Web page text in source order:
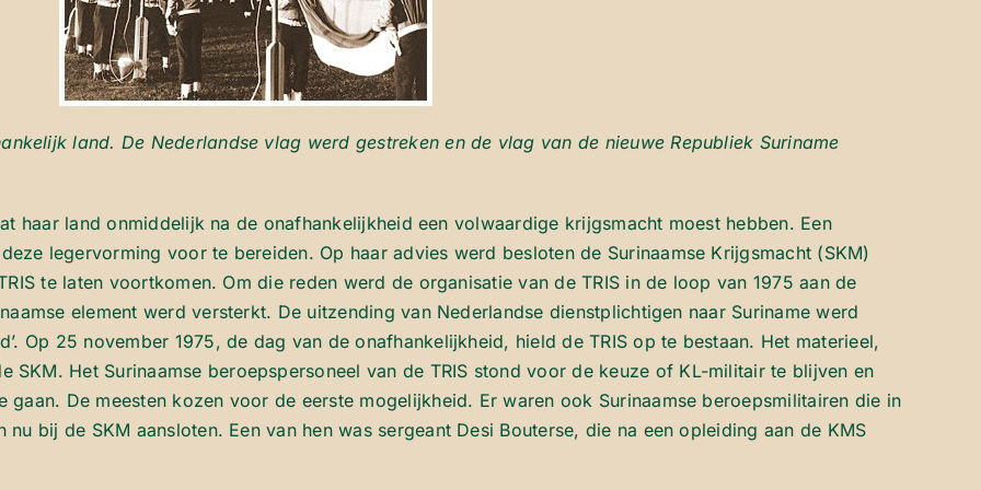
land. De Nederlandse vlag werd gestreken en de vlag van de nieuwe Republiek Suriname
haar land onmiddelijk na de onafhankelijkheid een volwaardige krijgsmacht moest hebben. Een
legervorming voor te bereiden. Op haar advies werd besloten de Surinaamse Krijgsmacht (SKM)
te laten voortkomen. Om die reden werd de organisatie van de TRIS in de loop van 1975 aan de
element werd versterkt. De uitzending van Nederlandse dienstplichtigen naar Suriname werd
Op 25 november 1975, de dag van de onafhankelijkheid, hield de TRIS op te bestaan. Het materieel,
Het Surinaamse beroepspersoneel van de TRIS stond voor de keuze of KL-militair te blijven en
De meesten kozen voor de eerste mogelijkheid. Er waren ook Surinaamse beroepsmilitairen die in
bij de SKM aansloten. Een van hen was sergeant Desi Bouterse, die na een opleiding aan de KMS